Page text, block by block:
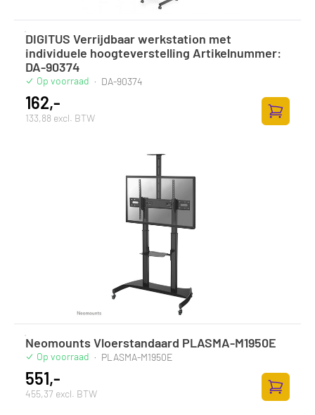
DIGITUS Verrijdbaar werkstation met
individuele hoogteverstelling Artikelnummer:
DA-90374
Op voorraad · DA-90374
162,-
133,88 excl. BTW
Neomounts Vloerstandaard PLASMA-M1950E
Op voorraad · PLASMA-M1950E
551,-
455,37 excl. BTW